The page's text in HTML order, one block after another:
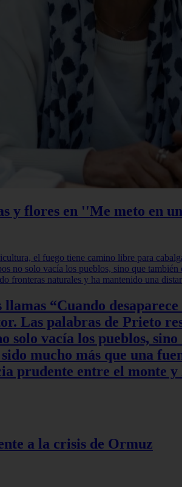
y flores en ''Me meto en
“Cuando
Las palabras de Prieto
solo vacía los pueblos,
mucho más que una
prudente entre el monte y
a la crisis de Ormuz